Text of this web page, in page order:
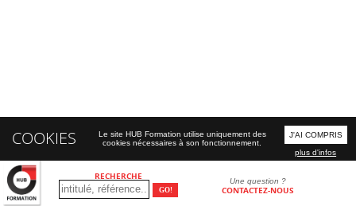
RECHERCHE Une question ?
CONTACTEZ-NOUS
COOKIES
Le site HUB Formation utilise uniquement des
cookies nécessaires à son fonctionnement.
J'AI COMPRIS
plus d'infos